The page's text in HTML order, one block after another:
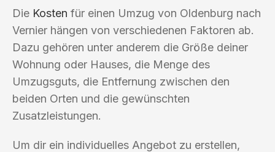
Die Kosten für einen Umzug von Oldenburg nach
Vernier hängen von verschiedenen Faktoren ab.
Dazu gehören unter anderem die Größe deiner
Wohnung oder Hauses, die Menge des
Umzugsguts, die Entfernung zwischen den
beiden Orten und die gewünschten
Zusatzleistungen.
Um dir ein individuelles Angebot zu erstellen,